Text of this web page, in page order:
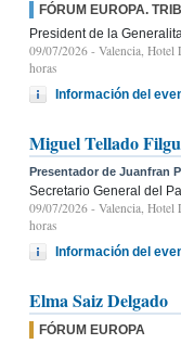
FÓRUM EUROPA.
President de la
09/07/2026 - Valencia, Hotel
horas
Información del
Miguel Tellado
Presentador de Juanfran
Secretario General del
09/07/2026 - Valencia, Hotel
horas
Información del
Elma Saiz Delgado
FÓRUM EUROPA